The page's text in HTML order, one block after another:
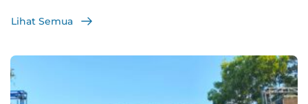
Lihat Semua